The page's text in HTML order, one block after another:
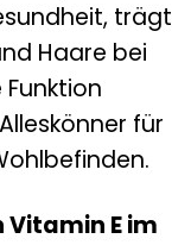
trägt
Haare bei
für
E im